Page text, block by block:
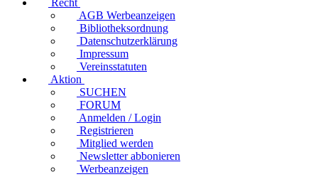
Recht
AGB Werbeanzeigen
Bibliotheksordnung
Datenschutzerklärung
Impressum
Vereinsstatuten
Aktion
SUCHEN
FORUM
Anmelden / Login
Registrieren
Mitglied werden
Newsletter abbonieren
Werbeanzeigen